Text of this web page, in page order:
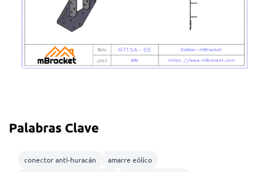
Palabras Clave
conector anti-huracán
amarre eólico